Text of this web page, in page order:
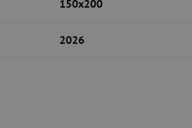
150x200
2026